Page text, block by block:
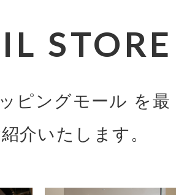
STORE
ピングモール を最
介いたします。